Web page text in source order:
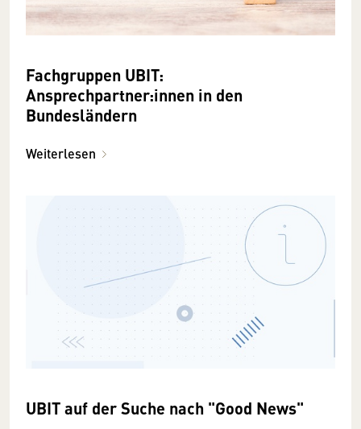
Fachgruppen UBIT:
Ansprechpartner:innen in den
Bundesländern
Weiterlesen
UBIT auf der Suche nach "Good News"